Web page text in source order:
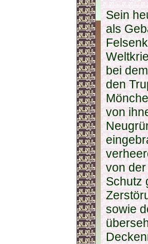
Sein
als
bei
den
von
von
Schutz
sowie